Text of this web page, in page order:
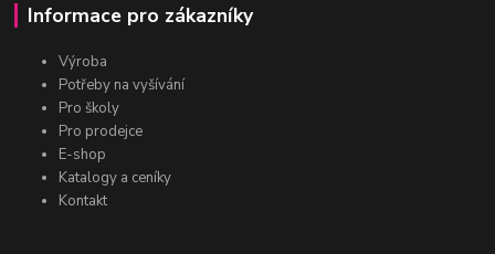
Informace pro zákazníky
Výroba
Potřeby na vyšívání
Pro školy
Pro prodejce
E-shop
Katalogy a ceníky
Kontakt